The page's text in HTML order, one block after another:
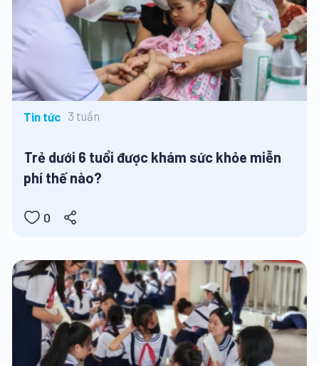
Tin tức 3 tuần
Trẻ dưới 6 tuổi được khám sức khỏe miễn
phí thế nào?
0